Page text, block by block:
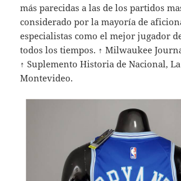
más parecidas a las de los partidos
considerado por la mayoría de
especialistas como el mejor jugador
todos los tiempos. ↑ Milwaukee
↑ Suplemento Historia de Nacional,
Montevideo.